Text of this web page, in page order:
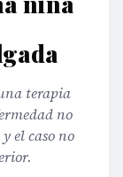
terapia
no
el caso no